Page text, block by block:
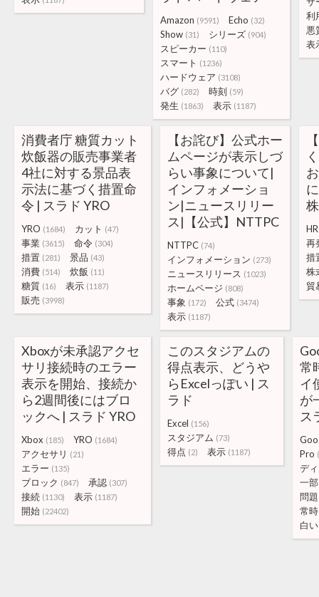
Amazon (9591) Echo (32)
Show (31) シリーズ (904)
スピーカー (110)
スマート (1236)
ハードウェア (3108)
バグ (282) 時刻 (59)
発生 (1863) 表示 (1187)
利
悪
表
消費者庁 糖質カット
炊飯器の販売事業者
4社に対する景品表
示法に基づく措置命
令 | スラド YRO
YRO (1684) カット (47)
事業 (3615) 命令 (304)
措置 (281) 景品 (43)
消費 (514) 炊飯 (11)
糖質 (16) 表示 (1187)
販売 (3998)
【お詫び】公式ホー
ムページが表示しづ
らい事象について|
インフォメーショ
ン|ニュースリリー
ス|【公式】NTTPC
NTTPC (74)
インフォメーション (273)
ニュースリリース (1023)
ホームページ (808)
事象 (172) 公式 (3474)
表示 (1187)
再
措
株
貿
Xboxが未承認アクセ
サリ接続時のエラー
表示を開始、接続か
ら2週間後にはブロ
ックへ | スラド YRO
Xbox (185) YRO (1684)
アクセサリ (21)
エラー (135)
ブロック (847) 承認 (307)
接続 (1130) 表示 (1187)
開始 (22402)
このスタジアムの
得点表示、どうや
らExcelっぽい | ス
ラド
Excel (156)
スタジアム (73)
得点 (2) 表示 (1187)
常
イ
が
ス
Pro
デ
一部
問題
常時
白い